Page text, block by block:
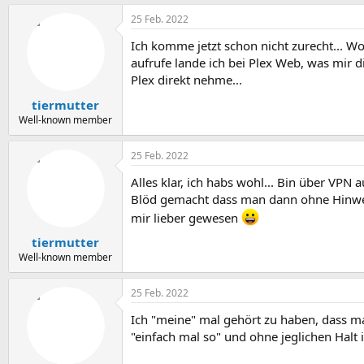
tiermutter
Well-known member
25 Feb. 2022
Ich komme jetzt schon nicht zurecht...
aufrufe lande ich bei Plex Web, was mir
Plex direkt nehme...
tiermutter
Well-known member
25 Feb. 2022
Alles klar, ich habs wohl... Bin über VPN
Blöd gemacht dass man dann ohne
mir lieber gewesen
25 Feb. 2022
Ich "meine" mal gehört zu haben, dass
"einfach mal so" und ohne jeglichen